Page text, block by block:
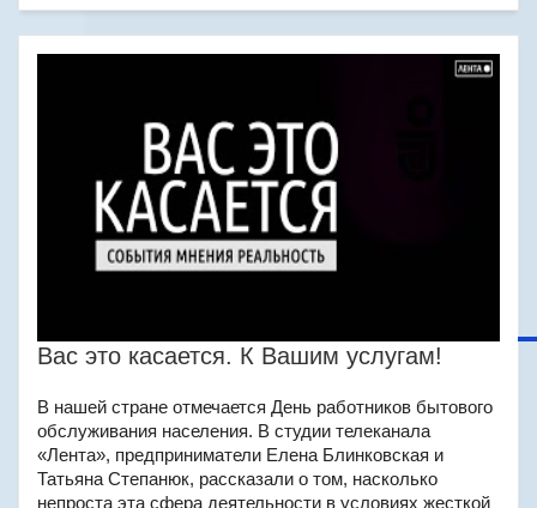
Вас это касается. К Вашим услугам!
В нашей стране отмечается День работников бытового
обслуживания населения. В студии телеканала
«Лента», предприниматели Елена Блинковская и
Татьяна Степанюк, рассказали о том, насколько
непроста эта сфера деятельности в условиях жесткой